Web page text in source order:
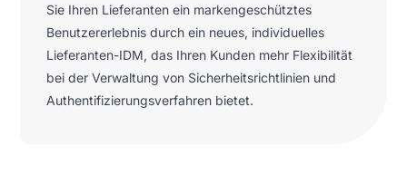
Sie Ihren Lieferanten ein markengeschütztes
Benutzererlebnis durch ein neues, individuelles
Lieferanten-IDM, das Ihren Kunden mehr Flexibilität
bei der Verwaltung von Sicherheitsrichtlinien und
Authentifizierungsverfahren bietet.